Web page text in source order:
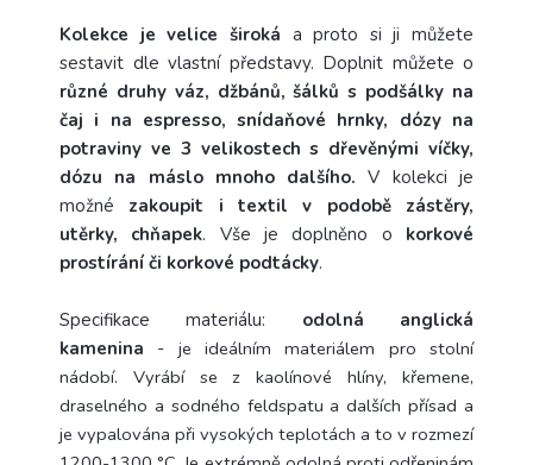
Kolekce je velice široká a proto si ji můžete
sestavit dle vlastní představy. Doplnit můžete o
různé druhy váz, džbánů, šálků s podšálky na
čaj i na espresso, snídaňové hrnky, dózy na
potraviny ve 3 velikostech s dřevěnými víčky,
dózu na máslo mnoho dalšího. V kolekci je
možné zakoupit i textil v podobě zástěry,
utěrky, chňapek. Vše je doplněno o korkové
prostírání či korkové podtácky.
Specifikace materiálu: odolná anglická
kamenina - je ideálním materiálem pro stolní
nádobí. Vyrábí se z kaolínové hlíny, křemene,
draselného a sodného feldspatu a dalších přísad a
je vypalována při vysokých teplotách a to v rozmezí